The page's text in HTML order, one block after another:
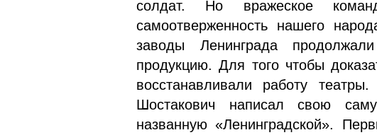
солдат. Но вра­жеское
самоотверженность нашего
заво­ды Ленинграда
продукцию. Для того чтобы
восстанавливали работу
Шоста­кович написал свою
названную «Ленин­градской».